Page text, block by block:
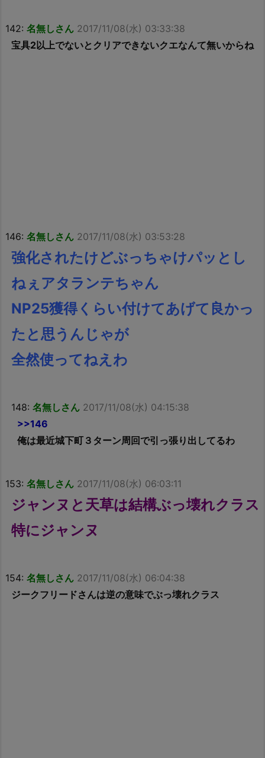
142: 名無しさん 2017/11/08(水) 03:33:38
宝具2以上でないとクリアできないクエなんて無いからね
146: 名無しさん 2017/11/08(水) 03:53:28
強化されたけどぶっちゃけパッとし
ねぇアタランテちゃん
NP25獲得くらい付けてあげて良かっ
たと思うんじゃが
全然使ってねえわ
148: 名無しさん 2017/11/08(水) 04:15:38
>>146
俺は最近城下町３ターン周回で引っ張り出してるわ
153: 名無しさん 2017/11/08(水) 06:03:11
ジャンヌと天草は結構ぶっ壊れクラス
特にジャンヌ
154: 名無しさん 2017/11/08(水) 06:04:38
ジークフリードさんは逆の意味でぶっ壊れクラス